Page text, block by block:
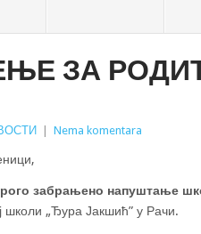
ЗА
Nema komentara
забрањено напуштање
школи „Ђура Јакшић” у Рачи.